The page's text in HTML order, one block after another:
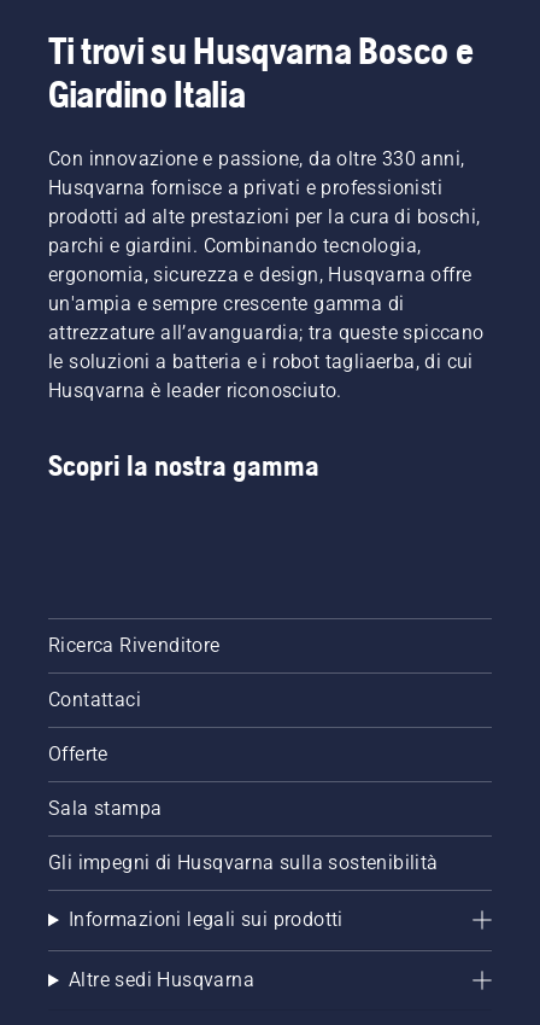
durata.
l'efficienza
del
proprio
lavoro.
prodotti
a
questo
problema
è
notevolmente
ridotto.
Ti trovi su Husqvarna Bosco e
Giardino Italia
Con innovazione e passione, da oltre 330 anni,
Husqvarna fornisce a privati e professionisti
prodotti ad alte prestazioni per la cura di boschi,
parchi e giardini. Combinando tecnologia,
ergonomia, sicurezza e design, Husqvarna offre
un'ampia e sempre crescente gamma di
attrezzature all’avanguardia; tra queste spiccano
le soluzioni a batteria e i robot tagliaerba, di cui
Husqvarna è leader riconosciuto.
Scopri la nostra gamma
Ricerca Rivenditore
Contattaci
Offerte
Sala stampa
Gli impegni di Husqvarna sulla sostenibilità
Informazioni legali sui prodotti
Altre sedi Husqvarna